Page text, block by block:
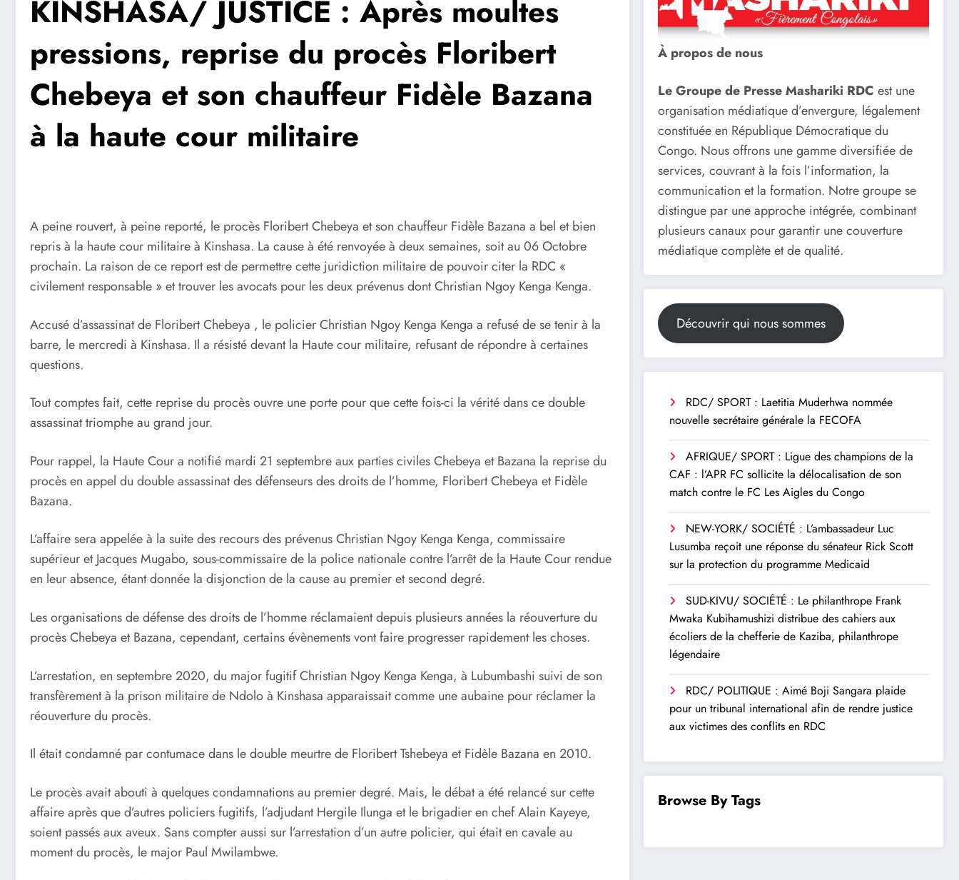
KINSHASA/ JUSTICE : Après moultes
pressions, reprise du procès Floribert
Chebeya et son chauffeur Fidèle Bazana
à la haute cour militaire
A peine rouvert, à peine reporté, le procès Floribert Chebeya et son chauffeur Fidèle Bazana a bel et bien
repris à la haute cour militaire à Kinshasa. La cause à été renvoyée à deux semaines, soit au 06 Octobre
prochain. La raison de ce report est de permettre cette juridiction militaire de pouvoir citer la RDC «
civilement responsable » et trouver les avocats pour les deux prévenus dont Christian Ngoy Kenga Kenga.
Accusé d’assassinat de Floribert Chebeya , le policier Christian Ngoy Kenga Kenga a refusé de se tenir à la
barre, le mercredi à Kinshasa. Il a résisté devant la Haute cour militaire, refusant de répondre à certaines
questions.
Tout comptes fait, cette reprise du procès ouvre une porte pour que cette fois-ci la vérité dans ce double
assassinat triomphe au grand jour.
Pour rappel, la Haute Cour a notifié mardi 21 septembre aux parties civiles Chebeya et Bazana la reprise du
procès en appel du double assassinat des défenseurs des droits de l’homme, Floribert Chebeya et Fidèle
Bazana.
L’affaire sera appelée à la suite des recours des prévenus Christian Ngoy Kenga Kenga, commissaire
supérieur et Jacques Mugabo, sous-commissaire de la police nationale contre l’arrêt de la Haute Cour rendue
en leur absence, étant donnée la disjonction de la cause au premier et second degré.
Les organisations de défense des droits de l’homme réclamaient depuis plusieurs années la réouverture du
procès Chebeya et Bazana, cependant, certains évènements vont faire progresser rapidement les choses.
L’arrestation, en septembre 2020, du major fugitif Christian Ngoy Kenga Kenga, à Lubumbashi suivi de son
transfèrement à la prison militaire de Ndolo à Kinshasa apparaissait comme une aubaine pour réclamer la
réouverture du procès.
Il était condamné par contumace dans le double meurtre de Floribert Tshebeya et Fidèle Bazana en 2010.
Le procès avait abouti à quelques condamnations au premier degré. Mais, le débat a été relancé sur cette
affaire après que d’autres policiers fugitifs, l’adjudant Hergile Ilunga et le brigadier en chef Alain Kayeye,
soient passés aux aveux. Sans compter aussi sur l’arrestation d’un autre policier, qui était en cavale au
moment du procès, le major Paul Mwilambwe.
À propos de nous
Le Groupe de Presse Mashariki RDC est une
organisation médiatique d’envergure, légalement
constituée en République Démocratique du
Congo. Nous offrons une gamme diversifiée de
services, couvrant à la fois l’information, la
communication et la formation. Notre groupe se
distingue par une approche intégrée, combinant
plusieurs canaux pour garantir une couverture
médiatique complète et de qualité.
Découvrir qui nous sommes
RDC/ SPORT : Laetitia Muderhwa nommée
nouvelle secrétaire générale la FECOFA
AFRIQUE/ SPORT : Ligue des champions de la
CAF : l’APR FC sollicite la délocalisation de son
match contre le FC Les Aigles du Congo
NEW-YORK/ SOCIÉTÉ : L’ambassadeur Luc
Lusumba reçoit une réponse du sénateur Rick Scott
sur la protection du programme Medicaid
SUD-KIVU/ SOCIÉTÉ : Le philanthrope Frank
Mwaka Kubihamushizi distribue des cahiers aux
écoliers de la chefferie de Kaziba, philanthrope
légendaire
RDC/ POLITIQUE : Aimé Boji Sangara plaide
pour un tribunal international afin de rendre justice
aux victimes des conflits en RDC
Browse By Tags